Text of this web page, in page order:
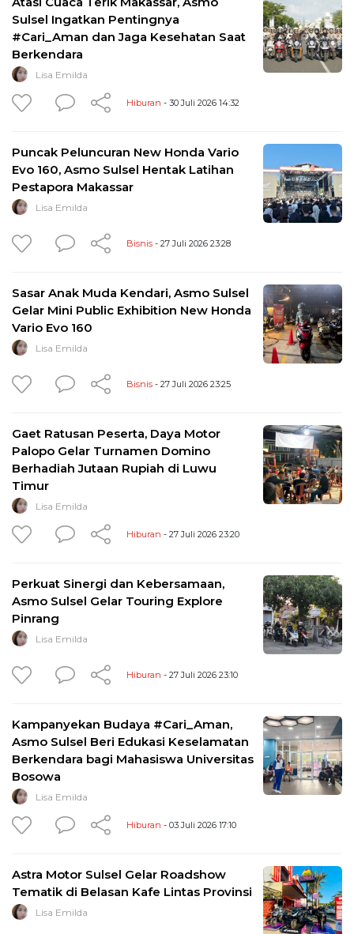
Sulsel Ingatkan Pentingnya
#Cari_Aman dan Jaga Kesehatan Saat
Berkendara
Lisa Emilda
Hiburan - 30 Juli 2026 14:32
Puncak Peluncuran New Honda Vario
Evo 160, Asmo Sulsel Hentak Latihan
Pestapora Makassar
Lisa Emilda
Bisnis - 27 Juli 2026 23:28
Sasar Anak Muda Kendari, Asmo Sulsel
Gelar Mini Public Exhibition New Honda
Vario Evo 160
Lisa Emilda
Bisnis - 27 Juli 2026 23:25
Gaet Ratusan Peserta, Daya Motor
Palopo Gelar Turnamen Domino
Berhadiah Jutaan Rupiah di Luwu
Timur
Lisa Emilda
Hiburan - 27 Juli 2026 23:20
Perkuat Sinergi dan Kebersamaan,
Asmo Sulsel Gelar Touring Explore
Pinrang
Lisa Emilda
Hiburan - 27 Juli 2026 23:10
Kampanyekan Budaya #Cari_Aman,
Asmo Sulsel Beri Edukasi Keselamatan
Berkendara bagi Mahasiswa Universitas
Bosowa
Lisa Emilda
Hiburan - 03 Juli 2026 17:10
Astra Motor Sulsel Gelar Roadshow
Tematik di Belasan Kafe Lintas Provinsi
Lisa Emilda